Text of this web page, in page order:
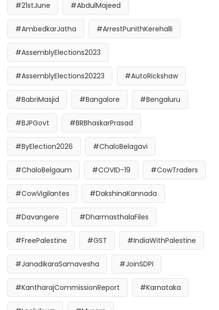
#21stJune #AbdulMajeed
#AmbedkarJatha #ArrestPunithKerehalli
#AssemblyElections2023
#AssemblyElections20223 #AutoRickshaw
#BabriMasjid #Bangalore #Bengaluru
#BJPGovt #BRBhaskarPrasad
#ByElection2026 #ChaloBelagavi
#ChaloBelgaum #COVID-19 #CowTraders
#CowVigilantes #DakshinaKannada
#Davangere #DharmasthalaFiles
#FreePalestine #GST #IndiaWithPalestine
#JanadikaraSamavesha #JoinSDPI
#KantharajCommissionReport #Karnataka